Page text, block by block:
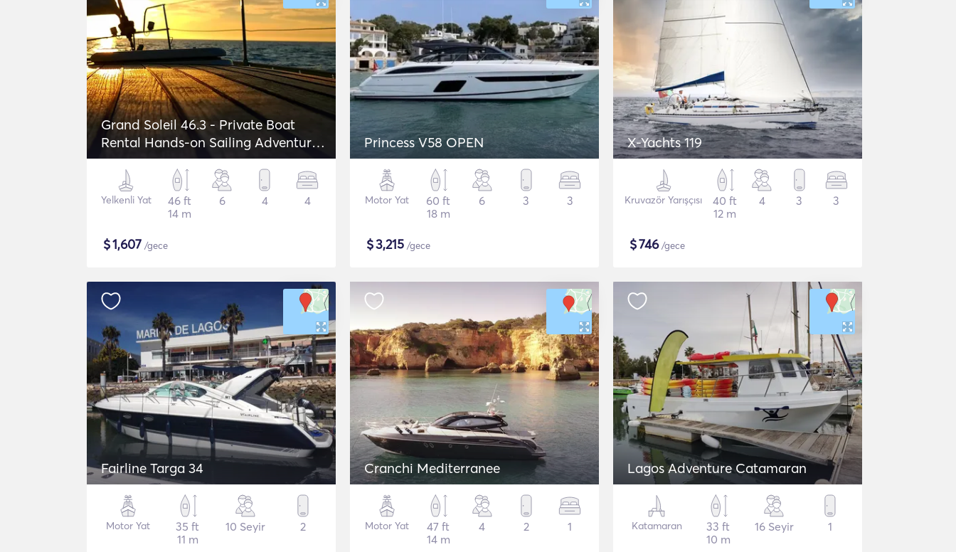
Grand Soleil 46.3 - Private Boat
Rental Hands-on Sailing Adventure
in Lagos
Yelkenli Yat
46 ft
14 m
6 4 4
$1,607 /gece
Princess V58 OPEN
Motor Yat
60 ft
18 m
6 3 3
$3,215 /gece
X-Yachts 119
Kruvazör Yarışçısı
40 ft
12 m
4 3 3
$746/gece
Fairline Targa 34
Motor Yat
35 ft
11 m
10 Seyir 2
Cranchi Mediterranee
Motor Yat
47 ft
14 m
4 2 1
Lagos Adventure Catamaran
Katamaran
33 ft
10 m
16 Seyir 1